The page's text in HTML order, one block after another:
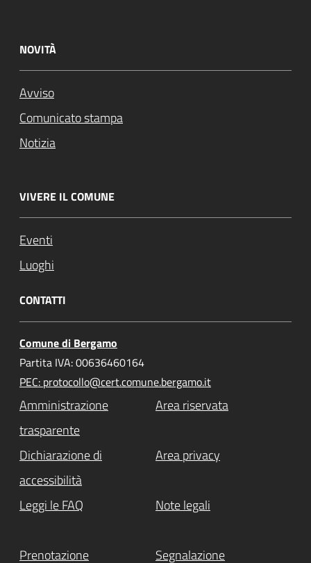
NOVITÀ
Avviso
Comunicato stampa
Notizia
VIVERE IL COMUNE
Eventi
Luoghi
CONTATTI
Comune di Bergamo
Partita IVA: 00636460164
PEC: protocollo@cert.comune.bergamo.it
Amministrazione
trasparente
Area riservata
Dichiarazione di
accessibilità
Area privacy
Leggi le FAQ Note legali
Prenotazione Segnalazione